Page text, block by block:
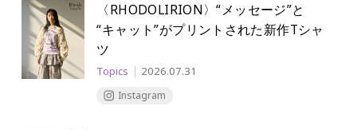
〈RHODOLIRION〉“メッセージ”と
“キャット”がプリントされた新作Tシャ
ツ
Topics 2026.07.31
Instagram